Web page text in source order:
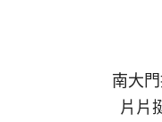
南大
片片